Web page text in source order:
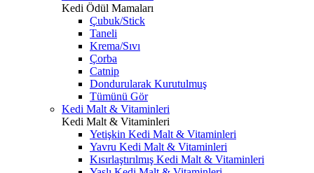
Kedi Ödül Mamaları
Çubuk/Stick
Taneli
Krema/Sıvı
Çorba
Catnip
Dondurularak Kurutulmuş
Tümünü Gör
Kedi Malt & Vitaminleri
Kedi Malt & Vitaminleri
Yetişkin Kedi Malt & Vitaminleri
Yavru Kedi Malt & Vitaminleri
Kısırlaştırılmış Kedi Malt & Vitaminleri